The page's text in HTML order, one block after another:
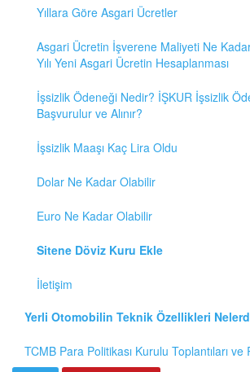
Yıllara Göre Asgari Ücretler
Asgari Ücretin İşverene Maliyeti Ne
Yılı Yeni Asgari Ücretin Hesaplanması
İşsizlik Ödeneği Nedir? İŞKUR İşsizlik
Başvurulur ve Alınır?
İşsizlik Maaşı Kaç Lira Oldu
Dolar Ne Kadar Olabilir
Euro Ne Kadar Olabilir
Sitene Döviz Kuru Ekle
İletişim
Yerli Otomobilin Teknik Özellikleri
TCMB Para Politikası Kurulu Toplantıları